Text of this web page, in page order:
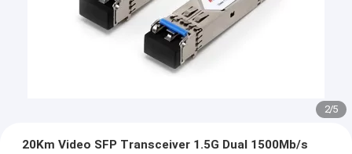
2/5
20Km Video SFP Transceiver 1.5G Dual 1500Mb/s